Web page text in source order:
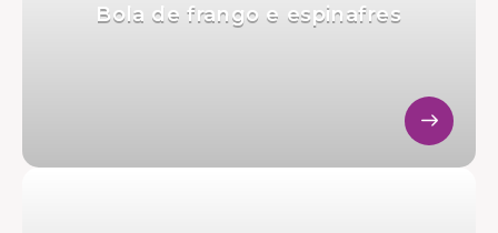
Bola de frango e espinafres